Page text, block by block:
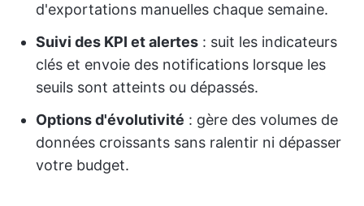
d'exportations manuelles chaque semaine.
Suivi des KPI et alertes : suit les indicateurs
clés et envoie des notifications lorsque les
seuils sont atteints ou dépassés.
Options d'évolutivité : gère des volumes de
données croissants sans ralentir ni dépasser
votre budget.